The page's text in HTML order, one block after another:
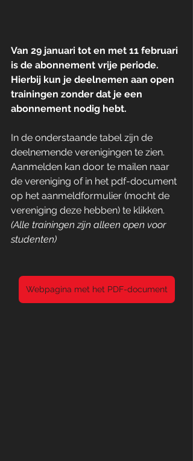
Van 29 januari tot en met 11 februari
is de abonnement vrije periode.
Hierbij kun je deelnemen aan open
trainingen zonder dat je een
abonnement nodig hebt.
In de onderstaande tabel zijn de
deelnemende verenigingen te zien.
Aanmelden kan door te mailen naar
de vereniging of in het pdf-document
op het aanmeldformulier (mocht de
vereniging deze hebben) te klikken.
(Alle trainingen zijn alleen open voor
studenten)
Webpagina met het PDF-document